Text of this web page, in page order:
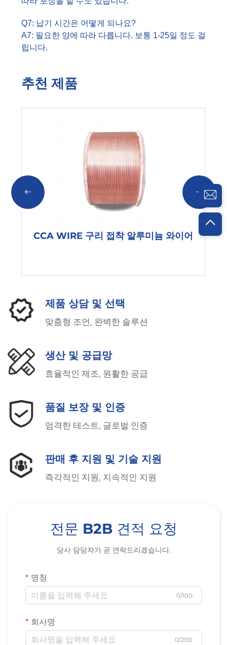
Q7: 납기 시간은 어떻게 되나요?
A7: 필요한 양에 따라 다릅니다. 보통 1-25일 정도 걸
립니다.
추천 제품
CCA WIRE 구리 접착 알루미늄 와이어
제품 상담 및 선택
맞춤형 조언, 완벽한 솔루션
생산 및 공급망
효율적인 제조, 원활한 공급
품질 보장 및 인증
엄격한 테스트, 글로벌 인증
판매 후 지원 및 기술 지원
즉각적인 지원, 지속적인 지원
전문 B2B 견적 요청
당사 담당자가 곧 연락드리겠습니다.
명칭
0/100
회사명
0/200